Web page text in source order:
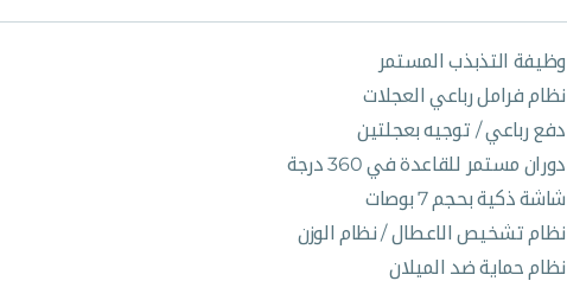
وظيفة التذبذب المستمر
نظام فرامل رباعي العجلات
دفع رباعي / توجيه بعجلتين
دوران مستمر للقاعدة في 360 درجة
شاشة ذكية بحجم 7 بوصات
نظام تشخيص الاعطال / نظام الوزن
نظام حماية ضد الميلان